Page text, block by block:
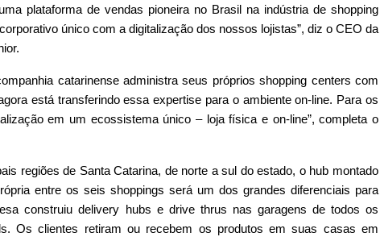
plataforma de vendas pioneira no Brasil na indústria de shopping
único com a digitalização dos nossos lojistas”, diz o CEO da
catarinense administra seus próprios shopping centers com
está transferindo essa expertise para o ambiente on-line. Para os
em um ecossistema único – loja física e on-line”, completa o
regiões de Santa Catarina, de norte a sul do estado, o hub montado
entre os seis shoppings será um dos grandes diferenciais para
construiu delivery hubs e drive thrus nas garagens de todos os
Os clientes retiram ou recebem os produtos em suas casas em